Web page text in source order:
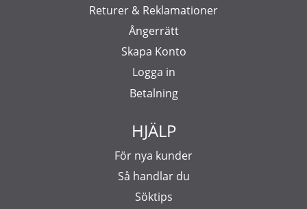
Returer & Reklamationer
Ångerrätt
Skapa Konto
Logga in
Betalning
HJÄLP
För nya kunder
Så handlar du
Söktips